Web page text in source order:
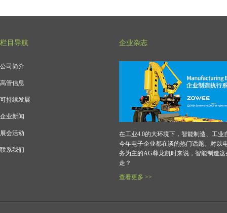
栏目导航
公司简介
高管信息
可持续发展
企业新闻
展会活动
联系我们
企业杂志
在工业4.0的大环境下，智能制造、工业
今年电子企业都在谈的热门话题。对以
务为主的AG尊龙凯时来说，智能制造这
走？
查看更多 >>